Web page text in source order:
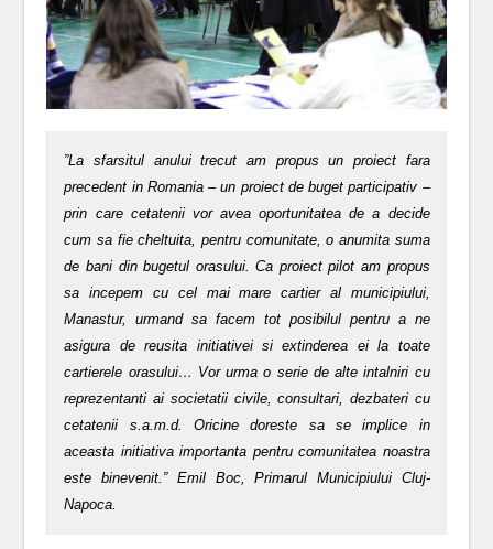
”La sfarsitul anului trecut am propus un proiect fara
precedent in Romania – un proiect de buget participativ –
prin care cetatenii vor avea oportunitatea de a decide
cum sa fie cheltuita, pentru comunitate, o anumita suma
de bani din bugetul orasului. Ca proiect pilot am propus
sa incepem cu cel mai mare cartier al municipiului,
Manastur, urmand sa facem tot posibilul pentru a ne
asigura de reusita initiativei si extinderea ei la toate
cartierele orasului… Vor urma o serie de alte intalniri cu
reprezentanti ai societatii civile, consultari, dezbateri cu
cetatenii s.a.m.d. Oricine doreste sa se implice in
aceasta initiativa importanta pentru comunitatea noastra
este binevenit.” Emil Boc, Primarul Municipiului Cluj-
Napoca.